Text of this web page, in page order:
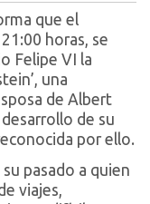
que el
horas, se
Felipe VI la
una
de Albert
de su
por ello.
pasado a quien
viajes,